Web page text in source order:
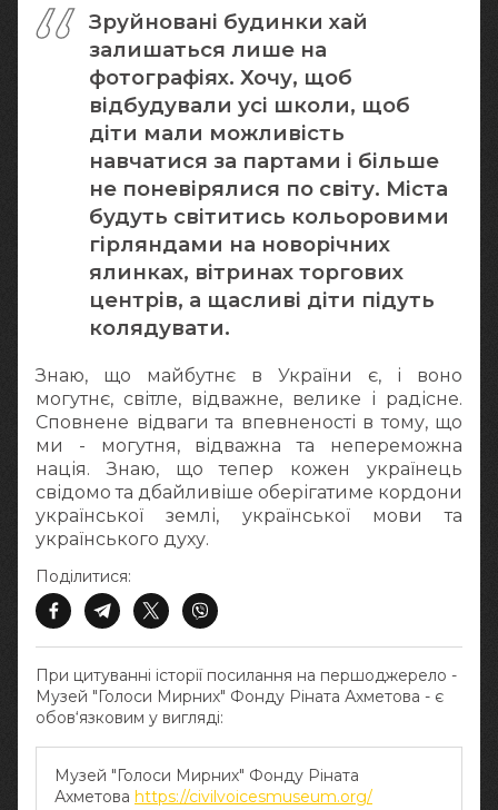
Зруйновані будинки хай
залишаться лише на
фотографіях. Хочу, щоб
відбудували усі школи, щоб
діти мали можливість
навчатися за партами і більше
не поневірялися по світу. Міста
будуть світитись кольоровими
гірляндами на новорічних
ялинках, вітринах торгових
центрів, а щасливі діти підуть
колядувати.
Знаю, що майбутнє в України є, і воно
могутнє, світле, відважне, велике і радісне.
Сповнене відваги та впевненості в тому, що
ми - могутня, відважна та непереможна
нація. Знаю, що тепер кожен українець
свідомо та дбайливіше оберігатиме кордони
української землі, української мови та
українського духу.
При цитуванні історії посилання на першоджерело -
Музей "Голоси Мирних" Фонду Ріната Ахметова - є
обов‘язковим у вигляді:
Музей "Голоси Мирних" Фонду Ріната
Ахметова https://civilvoicesmuseum.org/
Поділитися: